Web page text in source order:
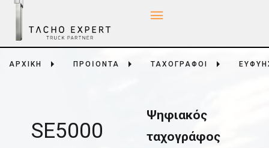
ΑΡΧΙΚΗ ΠΡΟΪΟΝΤΑ ΤΑΧΟΓΡΑΦΟΙ
SE5000
Ψηφιακός
ταχογράφος